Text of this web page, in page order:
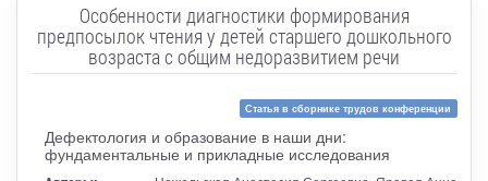
Особенности диагностики формирования
предпосылок чтения у детей старшего дошкольного
возраста с общим недоразвитием речи
Статья в сборнике трудов конференции
Дефектология и образование в наши дни:
фундаментальные и прикладные исследования